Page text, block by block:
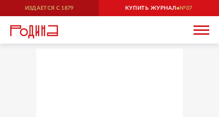
ИЗДАЕТСЯ С 1879 КУПИТЬ ЖУРНАЛ 07